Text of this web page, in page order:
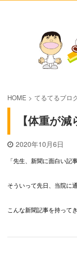
HOME > てるてるブロ
【体重が
2020年10月6日
「先生、新聞に面白い記
そういって先日、当院に
こんな新聞記事を持って